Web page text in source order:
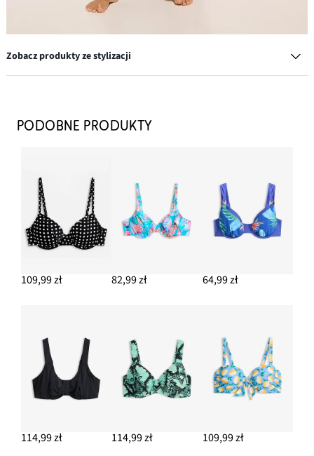
Zobacz produkty ze stylizacji
59,99 zł
97,99 zł
DODAJ DO KOSZYKA
Kolczyki wkrętki w optyce słomkowych
DODAJ DO KOSZYKA
PODOBNE PRODUKTY
109,99 zł 82,99 zł 64,99 zł
114,99 zł 114,99 zł 109,99 zł